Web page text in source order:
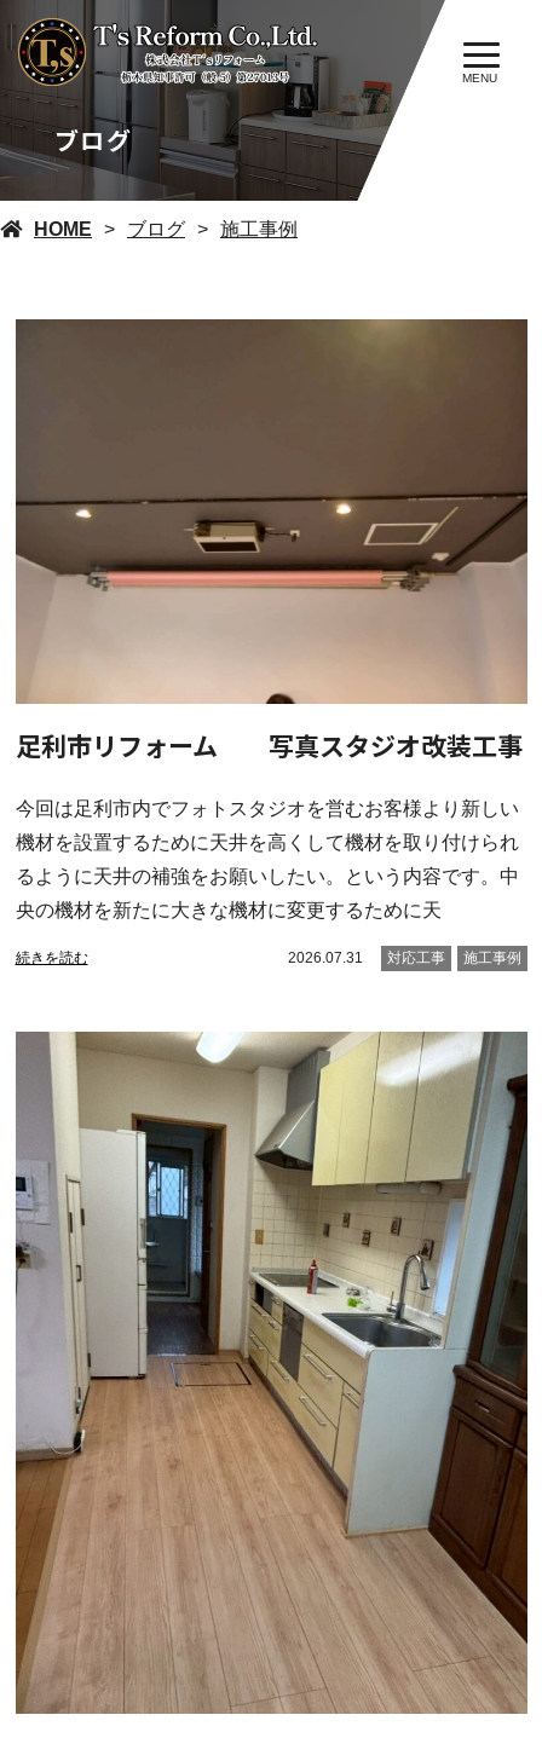
MENU
ブログ
HOME ブログ 施工事例
足利市リフォーム 写真スタジオ改装工事
今回は足利市内でフォトスタジオを営むお客様より新しい
機材を設置するために天井を高くして機材を取り付けられ
るように天井の補強をお願いしたい。という内容です。中
央の機材を新たに大きな機材に変更するために天
続きを読む 2026.07.31 対応工事 施工事例